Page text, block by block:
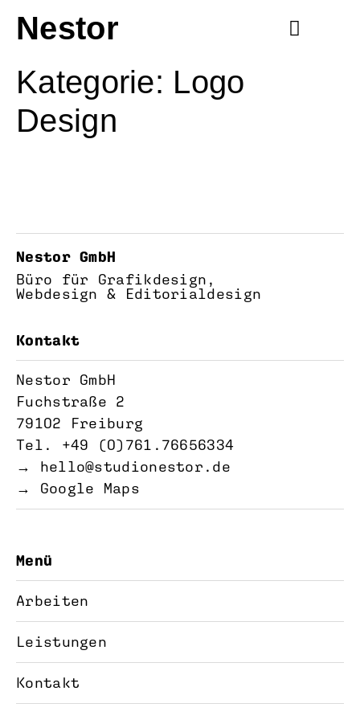
Nestor
Kategorie: Logo
Design
Nestor GmbH
Büro für Grafikdesign,
Webdesign & Editorialdesign
Kontakt
Nestor GmbH
Fuchstraße 2
79102 Freiburg
Tel. +49 (0)761.76656334‬
→
hello@studionestor.de
→ Google Maps
Menü
Arbeiten
Leistungen
Kontakt